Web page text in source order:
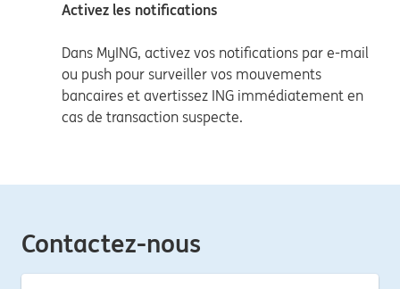
Activez les notifications
Dans MyING, activez vos notifications par e-mail
ou push pour surveiller vos mouvements
bancaires et avertissez ING immédiatement en
cas de transaction suspecte.
Contactez-nous